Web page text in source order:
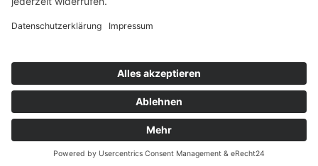
Copyright © 2021–2026 spicOne multimedia e.K.. Alle
Rechte vorbehalten.